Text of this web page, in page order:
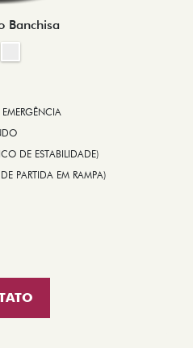
Banchisa
DE ESTABILIDADE)
PARTIDA EM RAMPA)